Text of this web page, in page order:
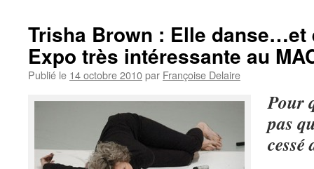
Trisha Brown : Elle
Expo très intéressante au
Publié le 14 octobre 2010par Françoise Delaire
Pour
pas
cessé